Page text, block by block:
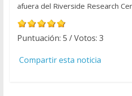
afuera del Riverside Research
Puntuación: 5 / Votos: 3
Compartir esta noticia